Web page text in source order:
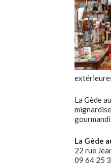
La Gède
La Gède
22 rue
09 64 25